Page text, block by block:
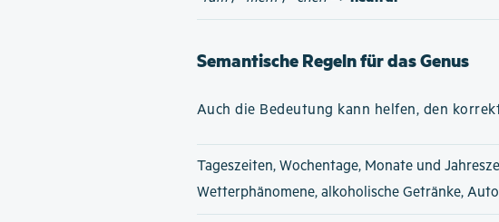
Semantische Regeln für das Genus
Auch die Bedeutung kann helfen, den
Tageszeiten, Wochentage, Monate und
Wetterphänomene, alkoholische Getränke,